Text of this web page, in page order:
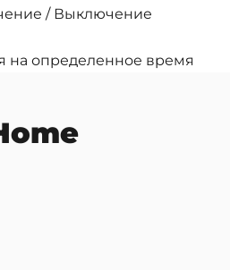
/ Выключение
на определенное время